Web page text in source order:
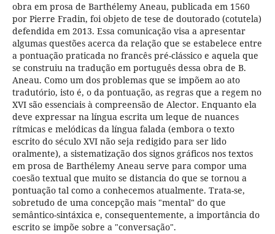
obra em prosa de Barthélemy Aneau, publicada em 1560
por Pierre Fradin, foi objeto de tese de doutorado (cotutela)
defendida em 2013. Essa comunicação visa a apresentar
algumas questões acerca da relação que se estabelece entre
a pontuação praticada no francês pré-clássico e aquela que
se construiu na tradução em português dessa obra de B.
Aneau. Como um dos problemas que se impõem ao ato
tradutório, isto é, o da pontuação, as regras que a regem no
XVI são essenciais à compreensão de Alector. Enquanto ela
deve expressar na língua escrita um leque de nuances
rítmicas e melódicas da língua falada (embora o texto
escrito do século XVI não seja redigido para ser lido
oralmente), a sistematização dos signos gráficos nos textos
em prosa de Barthélemy Aneau serve para compor uma
coesão textual que muito se distancia do que se tornou a
pontuação tal como a conhecemos atualmente. Trata-se,
sobretudo de uma concepção mais "mental" do que
semântico-sintáxica e, consequentemente, a importância do
escrito se impõe sobre a "conversação".